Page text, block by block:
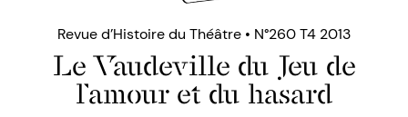
Revue d’Histoire du Théâtre • N°260 T4 2013
Le Vaudeville du Jeu de
l’amour et du hasard